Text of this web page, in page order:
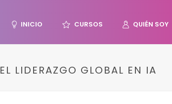
INICIO CURSOS QUIÉN SOY
LIDERAZGO GLOBAL EN IA